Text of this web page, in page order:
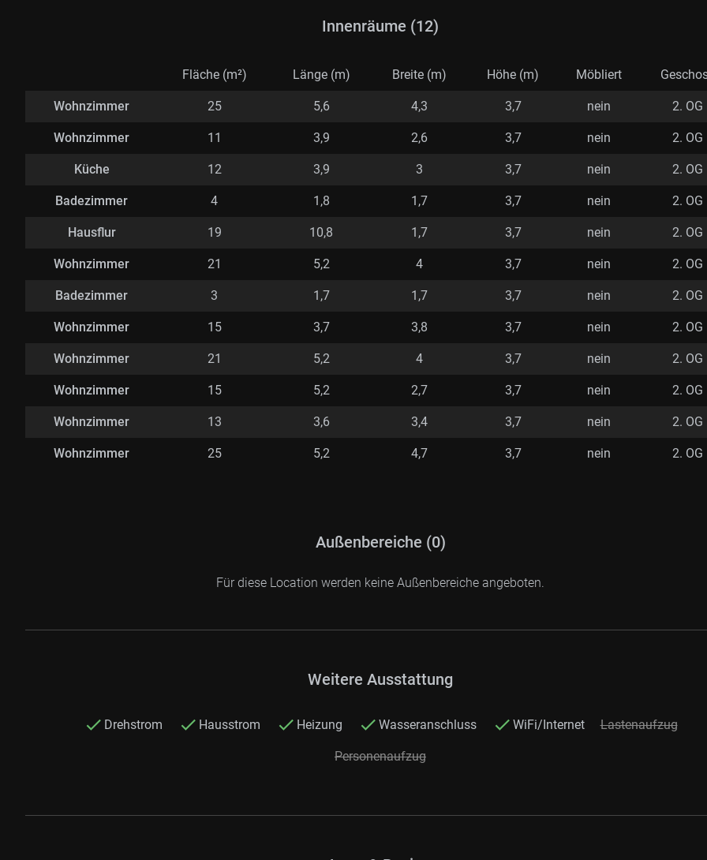
Innenräume (12)
Fläche (m²) Länge (m) Breite (m) Höhe (m) Möbliert
Wohnzimmer 25 5,6 4,3 3,7 nein 2. OG
Wohnzimmer 11 3,9 2,6 3,7 nein 2. OG
Küche 12 3,9 3 3,7 nein 2. OG
Badezimmer 4 1,8 1,7 3,7 nein 2. OG
Hausflur 19 10,8 1,7 3,7 nein 2. OG
Wohnzimmer 21 5,2 4 3,7 nein 2. OG
Badezimmer 3 1,7 1,7 3,7 nein 2. OG
Wohnzimmer 15 3,7 3,8 3,7 nein 2. OG
Wohnzimmer 21 5,2 4 3,7 nein 2. OG
Wohnzimmer 15 5,2 2,7 3,7 nein 2. OG
Wohnzimmer 13 3,6 3,4 3,7 nein 2. OG
Wohnzimmer 25 5,2 4,7 3,7 nein 2. OG
Außenbereiche (0)
Für diese Location werden keine Außenbereiche angeboten.
Weitere Ausstattung
Drehstrom Hausstrom Heizung Wasseranschluss WiFi/Internet Lastenaufzug
Personenaufzug